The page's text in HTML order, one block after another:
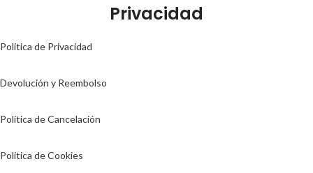
Privacidad
Politica de Privacidad
Devolución y Reembolso
Política de Cancelación
Politica de Cookies